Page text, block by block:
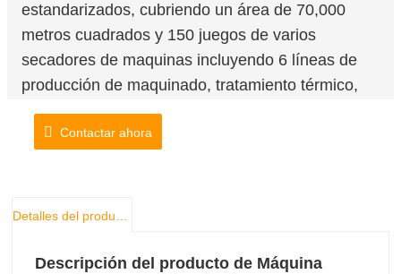
estandarizados, cubriendo un área de 70,000
metros cuadrados y 150 juegos de varios
secadores de maquinas incluyendo 6 líneas de
producción de maquinado, tratamiento térmico,
punzonado, soldadura, ensamblado y pintura.
Contactar ahora
Detalles del producto
Descripción del producto de Máquina